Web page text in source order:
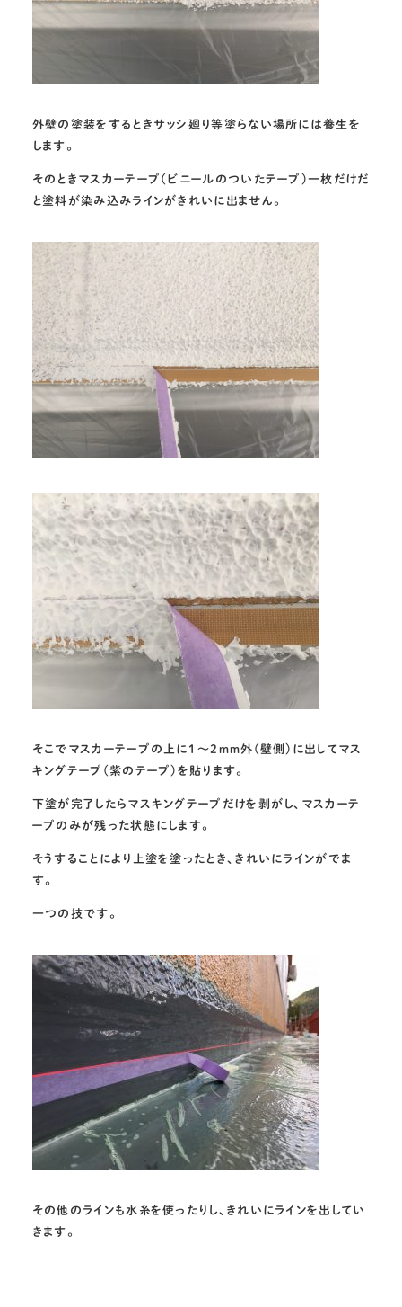
外壁の塗装をするときサッシ廻り等塗らない場所には養生を
します。
そのときマスカーテープ(ビニールのついたテープ)一枚だけだ
と塗料が染み込みラインがきれいに出ません。
そこでマスカーテープの上に1～2ｍｍ外(壁側)に出してマス
キングテープ(紫のテープ)を貼ります。
下塗が完了したらマスキングテープだけを剥がし、マスカーテ
ープのみが残った状態にします。
そうすることにより上塗を塗ったとき、きれいにラインがでま
す。
一つの技です。
その他のラインも水糸を使ったりし、きれいにラインを出してい
きます。